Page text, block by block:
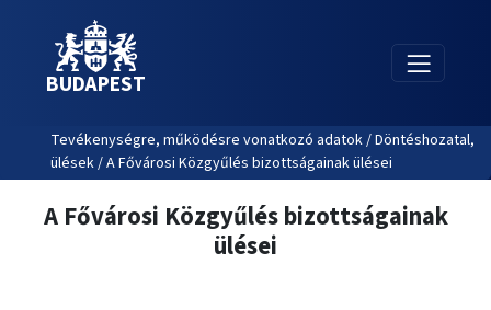
BUDAPEST
Tevékenységre, működésre vonatkozó adatok / Döntéshozatal,
ülések / A Fővárosi Közgyűlés bizottságainak ülései
A Fővárosi Közgyűlés bizottságainak
ülései